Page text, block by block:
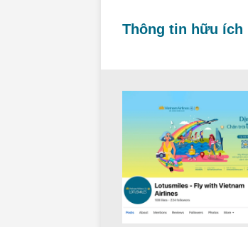
Thông tin hữu ích